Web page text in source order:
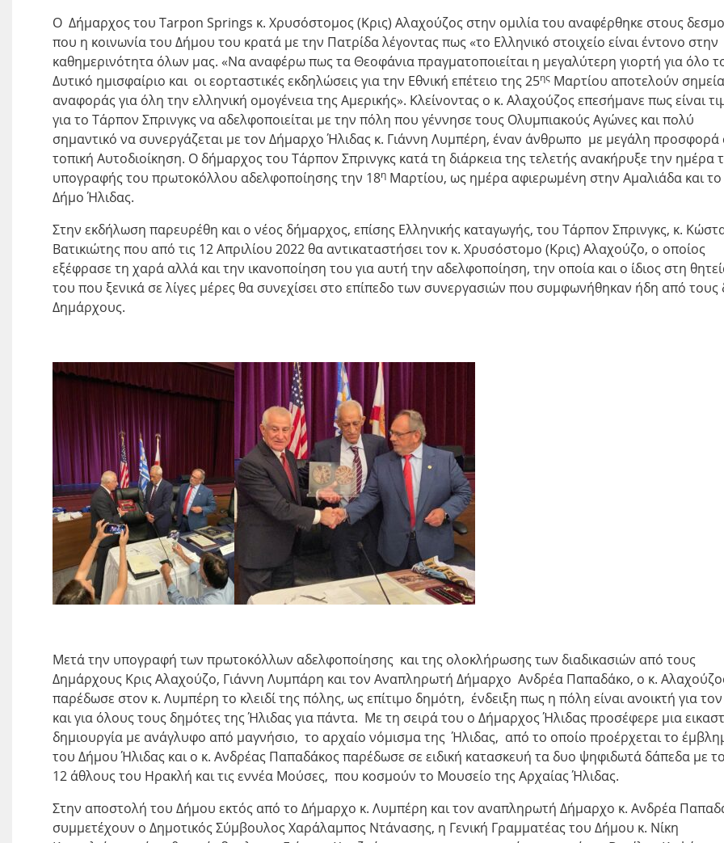
Ο Δήμαρχος του Tarpon Springs κ. Χρυσόστομος (Κρις) Αλαχούζος στην ομιλία του αναφέρθηκε στους
που η κοινωνία του Δήμου του κρατά με την Πατρίδα λέγοντας πως «το Ελληνικό στοιχείο είναι έντονο στην
καθημερινότητα όλων μας. «Να αναφέρω πως τα Θεοφάνια πραγματοποιείται η μεγαλύτερη γιορτή για όλο
Δυτικό ημισφαίριο και οι εορταστικές εκδηλώσεις για την Εθνική επέτειο της 25ης Μαρτίου αποτελούν σημεία
αναφοράς για όλη την ελληνική ομογένεια της Αμερικής». Κλείνοντας ο κ. Αλαχούζος επεσήμανε πως είναι
για το Τάρπον Σπρινγκς να αδελφοποιείται με την πόλη που γέννησε τους Ολυμπιακούς Αγώνες και πολύ
σημαντικό να συνεργάζεται με τον Δήμαρχο Ήλιδας κ. Γιάννη Λυμπέρη, έναν άνθρωπο με μεγάλη προσφορά
τοπική Αυτοδιοίκηση. Ο δήμαρχος του Τάρπον Σπρινγκς κατά τη διάρκεια της τελετής ανακήρυξε την ημέρα
υπογραφής του πρωτοκόλλου αδελφοποίησης την 18η Μαρτίου, ως ημέρα αφιερωμένη στην Αμαλιάδα και το
Δήμο Ήλιδας.
Στην εκδήλωση παρευρέθη και ο νέος δήμαρχος, επίσης Ελληνικής καταγωγής, του Τάρπον Σπρινγκς, κ.
Βατικιώτης που από τις 12 Απριλίου 2022 θα αντικαταστήσει τον κ. Χρυσόστομο (Κρις) Αλαχούζο, ο οποίος
εξέφρασε τη χαρά αλλά και την ικανοποίηση του για αυτή την αδελφοποίηση, την οποία και ο ίδιος στη
του που ξενικά σε λίγες μέρες θα συνεχίσει στο επίπεδο των συνεργασιών που συμφωνήθηκαν ήδη από τους
Δημάρχους.
Μετά την υπογραφή των πρωτοκόλλων αδελφοποίησης και της ολοκλήρωσης των διαδικασιών από τους
Δημάρχους Κρις Αλαχούζο, Γιάννη Λυμπάρη και τον Αναπληρωτή Δήμαρχο Ανδρέα Παπαδάκο, ο κ.
παρέδωσε στον κ. Λυμπέρη το κλειδί της πόλης, ως επίτιμο δημότη, ένδειξη πως η πόλη είναι ανοικτή για τον
και για όλους τους δημότες της Ήλιδας για πάντα. Με τη σειρά του ο Δήμαρχος Ήλιδας προσέφερε μια
δημιουργία με ανάγλυφο από μαγνήσιο, το αρχαίο νόμισμα της Ήλιδας, από το οποίο προέρχεται το
του Δήμου Ήλιδας και ο κ. Ανδρέας Παπαδάκος παρέδωσε σε ειδική κατασκευή τα δυο ψηφιδωτά δάπεδα με
12 άθλους του Ηρακλή και τις εννέα Μούσες, που κοσμούν το Μουσείο της Αρχαίας Ήλιδας.
Στην αποστολή του Δήμου εκτός από το Δήμαρχο κ. Λυμπέρη και τον αναπληρωτή Δήμαρχο κ. Ανδρέα
συμμετέχουν ο Δημοτικός Σύμβουλος Χαράλαμπος Ντάνασης, η Γενική Γραμματέας του Δήμου κ. Νίκη